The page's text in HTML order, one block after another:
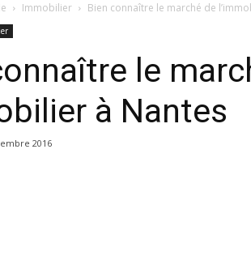
Immobilier Bien connaître le marché de
le
à Nantes
2016